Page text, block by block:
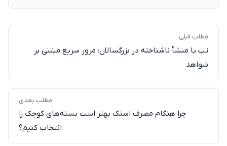
مطلب قبلی
تب با منشأ ناشناخته در بزرگسالان: مرور سریع مبتنی بر
شواهد
مطلب بعدی
چرا هنگام مصرف اسنک بهتر است بسته‌های کوچک را
انتخاب کنیم؟